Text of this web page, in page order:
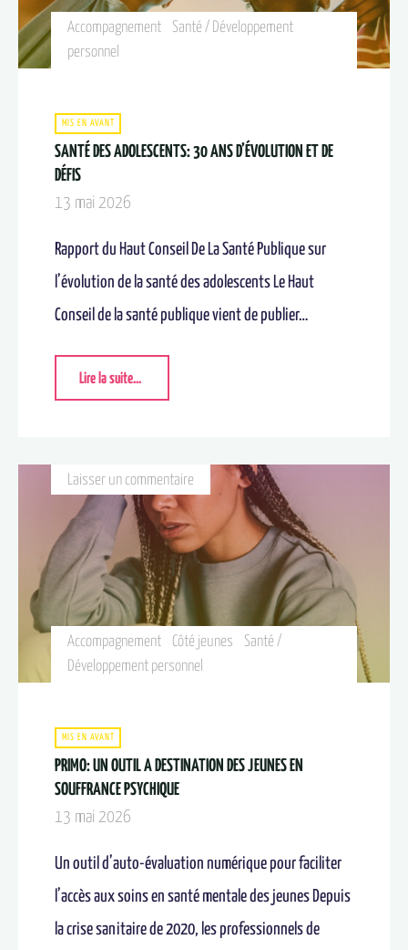
Accompagnement
Santé / Développement
personnel
MIS EN AVANT
SANTÉ DES ADOLESCENTS: 30 ANS D’ÉVOLUTION ET DE
DÉFIS
13 mai 2026
Rapport du Haut Conseil De La Santé Publique sur
l’évolution de la santé des adolescents Le Haut
Conseil de la santé publique vient de publier…
Lire la suite...
Accompagnement Côté jeunes
Santé /
Développement personnel
Laisser un commentaire
MIS EN AVANT
PRIMO: UN OUTIL A DESTINATION DES JEUNES EN
SOUFFRANCE PSYCHIQUE
13 mai 2026
Un outil d’auto-évaluation numérique pour faciliter
l’accès aux soins en santé mentale des jeunes Depuis
la crise sanitaire de 2020, les professionnels de